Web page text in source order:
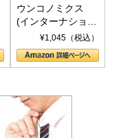
ウンコノミクス
(インターナショナ
ル新書)¥1,045（税込）